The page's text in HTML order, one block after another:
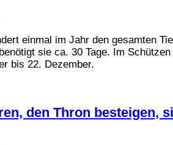
einmal im Jahr den gesamten
sie ca. 30 Tage. Im
bis 22. Dezember.
den Thron besteigen,